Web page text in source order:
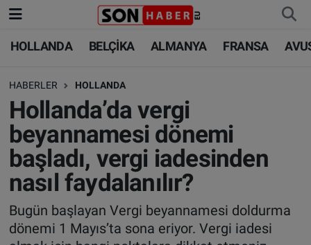
HOLLANDA BELÇİKA ALMANYA FRANSA
HABERLER HOLLANDA
Hollanda’da vergi
beyannamesi dönemi
başladı, vergi iadesinden
nasıl faydalanılır?
Bugün başlayan Vergi beyannamesi doldurma
dönemi 1 Mayıs’ta sona eriyor. Vergi iadesi
HOLLANDA
BELÇİKA
ALMANYA
FRANSA
AVUSTURYA
SAĞLIK - YAŞAM
HOLLANDA
BELÇİKA
ALMANYA
TÜRKİYE
DÜNYA
BİLİM-TEKNOLOJİ
Nöbetçi Eczaneler
Hava Durumu
Trafik Durumu
Süper Lig Puan Durumu ve Fikstür
Tüm Manşetler
Son Dakika Haberleri